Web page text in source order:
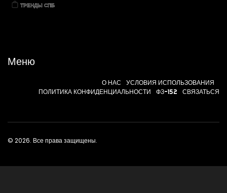
Меню
О НАС
УСЛОВИЯ ИСПОЛЬЗОВАНИЯ
ПОЛИТИКА КОНФИДЕНЦИАЛЬНОСТИ
ФЗ-152 СВЯЗАТЬСЯ
© 2026. Все права защищены.